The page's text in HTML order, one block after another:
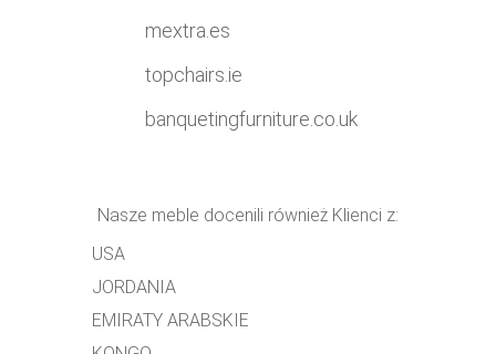
mextra.es
topchairs.ie
banquetingfurniture.co.uk
Nasze meble docenili również Klienci z:
USA
JORDANIA
EMIRATY ARABSKIE